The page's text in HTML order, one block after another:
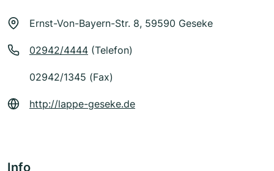
Ernst-Von-Bayern-Str. 8, 59590 Geseke
02942/4444 (Telefon)
02942/1345 (Fax)
http://lappe-geseke.de
Info